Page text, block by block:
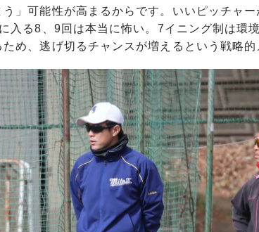
」可能性が高まるからです。いいピッチャ
入る8、9回は本当に怖い。7イニング制は環
め、逃げ切るチャンスが増えるという戦略的